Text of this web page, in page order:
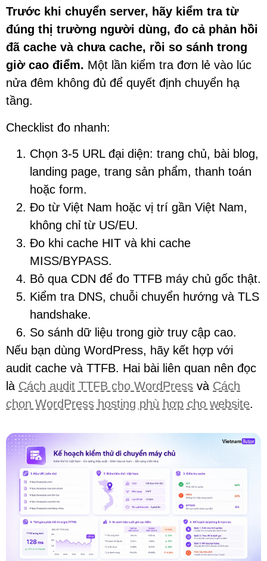
Trước khi chuyển server, hãy kiểm tra từ
đúng thị trường người dùng, đo cả phản hồi
đã cache và chưa cache, rồi so sánh trong
giờ cao điểm. Một lần kiểm tra đơn lẻ vào lúc
nửa đêm không đủ để quyết định chuyển hạ
tầng.
Checklist đo nhanh:
Chọn 3-5 URL đại diện: trang chủ, bài blog,
landing page, trang sản phẩm, thanh toán
hoặc form.
Đo từ Việt Nam hoặc vị trí gần Việt Nam,
không chỉ từ US/EU.
Đo khi cache HIT và khi cache
MISS/BYPASS.
Bỏ qua CDN để đo TTFB máy chủ gốc thật.
Kiểm tra DNS, chuỗi chuyển hướng và TLS
handshake.
So sánh dữ liệu trong giờ truy cập cao.
Nếu bạn dùng WordPress, hãy kết hợp với
audit cache và TTFB. Hai bài liên quan nên đọc
là Cách audit TTFB cho WordPress và Cách
chọn WordPress hosting phù hợp cho website.